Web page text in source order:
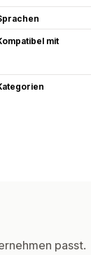
mit
passt.